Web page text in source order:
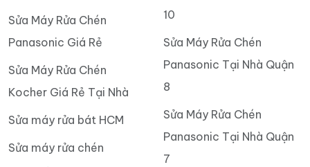
Sửa Máy Rửa Chén
Panasonic Giá Rẻ
Sửa Máy Rửa Chén
Kocher Giá Rẻ Tại Nhà
Sửa máy rửa bát HCM
Sửa máy rửa chén
10
Sửa Máy Rửa Chén
Panasonic Tại Nhà Quận
8
Sửa Máy Rửa Chén
Panasonic Tại Nhà Quận
7